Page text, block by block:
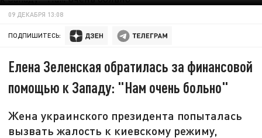
09 ДЕКАБРЯ 13:08
ПОДПИШИТЕСЬ:
Елена Зеленская обратилась за финансовой
помощью к Западу: "Нам очень больно"
Жена украинского президента попыталась
вызвать жалость к киевскому режиму,